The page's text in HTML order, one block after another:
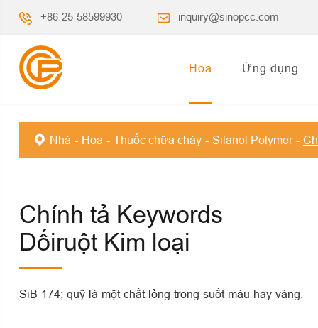
+86-25-58599930 inquiry@sinopcc.com
Hoa Ứng dụng
Nhà Hoa Thuốc chữa cháy Silanol Polymer
Chính tả Keywords
Dốiruột Kim loại
SiB 174; quỹ là một chất lỏng trong suốt màu hay vàng.